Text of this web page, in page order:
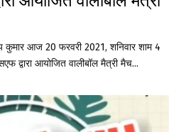
आज 20 फरवरी 2021, शनिवार शाम 4
द्वारा आयोजित वालीबॉल मैत्री मैच...